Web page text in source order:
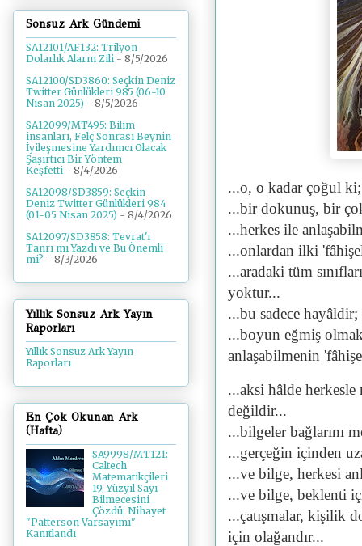
...o, o kadar çoğul ki;
...bir dokunuş, bir
...herkes ile
...onlardan ilki
...aradaki tüm
yoktur...
...bu sadece hayâldir;
...boyun eğmiş
anlaşabilmenin
...aksi hâlde
değildir...
...bilgeler bağlarını
...gerçeğin içinden
...ve bilge, herkesi
...ve bilge, beklenti
...çatışmalar, kişilik
için olağandır...
Sonsuz Ark Gündemi
SA12101/AF132: Trilyon
Dolarlık Alarm Zili - 8/5/2026
SA12100/SD3860: Seçkin Deniz
Twitter Günlükleri 985 (06-10
Nisan 2025) - 8/5/2026
SA12099/MT495: Bilim
insanları, Felç Sonrası Beynin
İyileşmesine Yardımcı Olacak
Şaşırtıcı Bir Yöntem
Keşfetti - 8/4/2026
SA12098/SD3859: Seçkin
Deniz Twitter Günlükleri 984
(01-05 Nisan 2025) - 8/4/2026
SA12097/SD3858: Tevrat'ı
Tanrı mı Yazdı ve Bu Önemli
mi? - 8/3/2026
Yıllık Sonsuz Ark Yayın
Raporları
Yıllık Sonsuz Ark Yayın
Raporları
En Çok Okunan Ark
(Hafta)
SA9998/MT121:
Caltech
Matematikçileri
19. Yüzyıl Sayı
Bilmecesini
Çözdü; Nihayet
"Patterson Varsayımı"
Kanıtlandı